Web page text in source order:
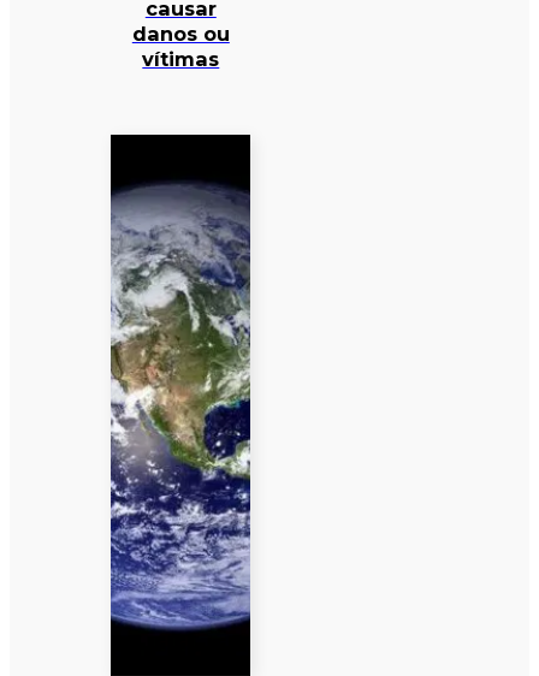
causar
danos ou
vítimas